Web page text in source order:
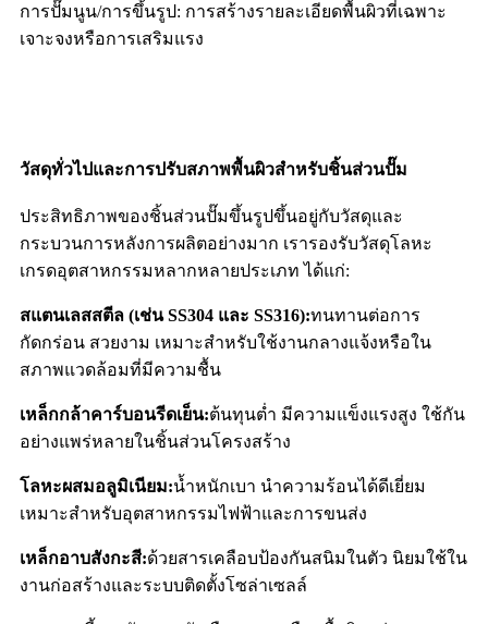
การปั๊มนูน/การขึ้นรูป: การสร้างรายละเอียดพื้นผิวที่เฉพาะ
เจาะจงหรือการเสริมแรง
วัสดุทั่วไปและการปรับสภาพพื้นผิวสำหรับชิ้นส่วนปั๊ม
ประสิทธิภาพของชิ้นส่วนปั๊มขึ้นรูปขึ้นอยู่กับวัสดุและ
กระบวนการหลังการผลิตอย่างมาก เรารองรับวัสดุโลหะ
เกรดอุตสาหกรรมหลากหลายประเภท ได้แก่:
สแตนเลสสตีล (เช่น SS304 และ SS316):ทนทานต่อการ
กัดกร่อน สวยงาม เหมาะสำหรับใช้งานกลางแจ้งหรือใน
สภาพแวดล้อมที่มีความชื้น
เหล็กกล้าคาร์บอนรีดเย็น:ต้นทุนต่ำ มีความแข็งแรงสูง ใช้กัน
อย่างแพร่หลายในชิ้นส่วนโครงสร้าง
โลหะผสมอลูมิเนียม:น้ำหนักเบา นำความร้อนได้ดีเยี่ยม
เหมาะสำหรับอุตสาหกรรมไฟฟ้าและการขนส่ง
เหล็กอาบสังกะสี:ด้วยสารเคลือบป้องกันสนิมในตัว นิยมใช้ใน
งานก่อสร้างและระบบติดตั้งโซล่าเซลล์